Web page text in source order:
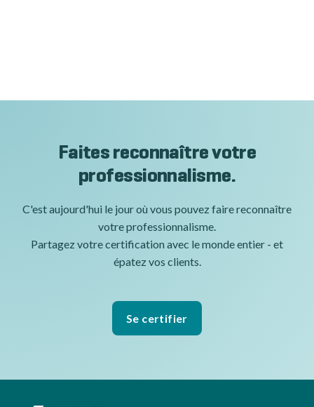
Faites reconnaître votre
professionnalisme.
C'est aujourd'hui le jour où vous pouvez faire reconnaître
votre professionnalisme.
Partagez votre certification avec le monde entier - et
épatez vos clients.
Se certifier